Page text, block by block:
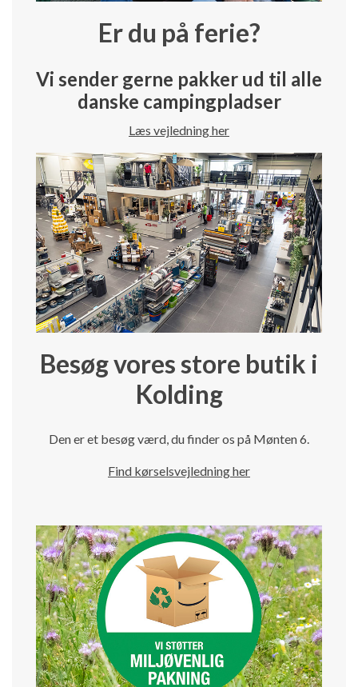
Er du på ferie?
Vi sender gerne pakker ud til alle
danske campingpladser
Læs vejledning her
Besøg vores store butik i
Kolding
Den er et besøg værd, du finder os på Mønten 6.
Find kørselsvejledning her